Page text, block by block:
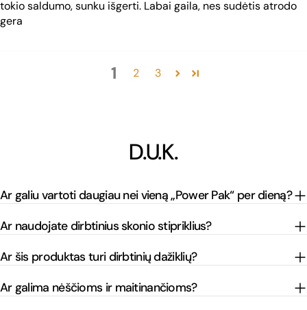
tokio saldumo, sunku išgerti. Labai gaila, nes sudėtis atrodo
gera
1 2 3
D.U.K.
Ar galiu vartoti daugiau nei vieną „Power Pak“ per dieną?
Ar naudojate dirbtinius skonio stipriklius?
Ar šis produktas turi dirbtinių dažiklių?
Ar galima nėščioms ir maitinančioms?